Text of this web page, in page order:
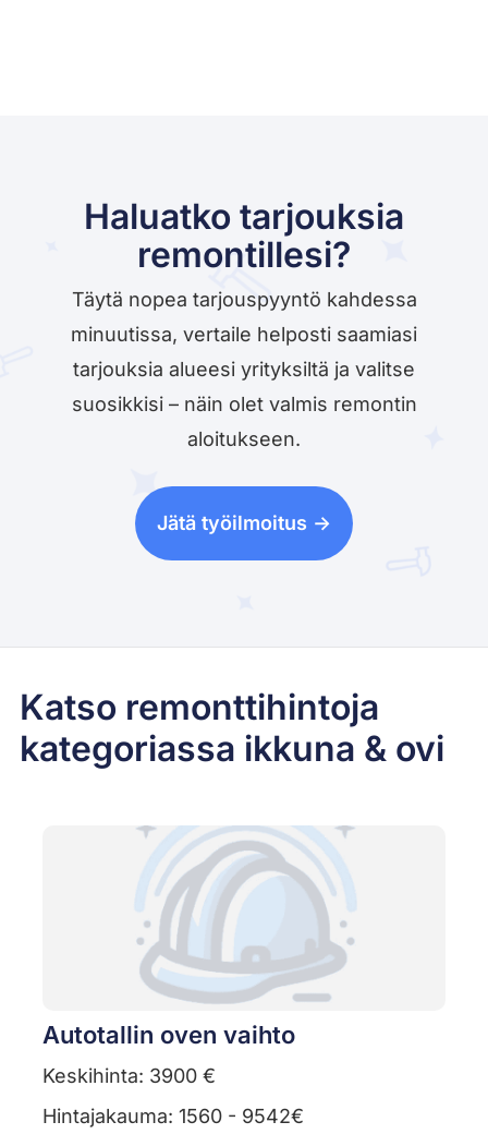
Haluatko tarjouksia
remontillesi?
Täytä nopea tarjouspyyntö kahdessa
minuutissa, vertaile helposti saamiasi
tarjouksia alueesi yrityksiltä ja valitse
suosikkisi – näin olet valmis remontin
aloitukseen.
Jätä työilmoitus ->
Katso remonttihintoja
kategoriassa ikkuna & ovi
Autotallin oven vaihto
Keskihinta: 3900 €
Hintajakauma: 1560 - 9542€